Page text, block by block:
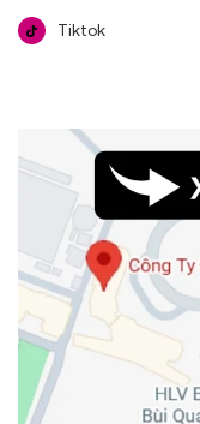
Tiktok